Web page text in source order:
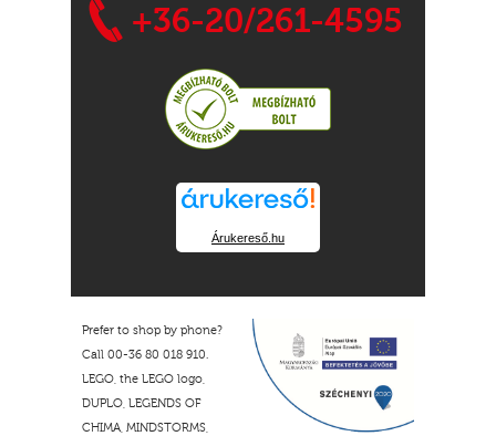
+36-20/261-4595
Árukereső.hu
Prefer to shop by phone?
Call 00-36 80 018 910.
LEGO, the LEGO logo,
DUPLO, LEGENDS OF
CHIMA, MINDSTORMS,